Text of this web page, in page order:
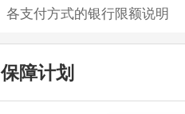
各支付方式的银行限额说明
保障计划